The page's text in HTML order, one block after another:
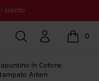
sconto
Cerca Account 0
items
In Cotone
Arben